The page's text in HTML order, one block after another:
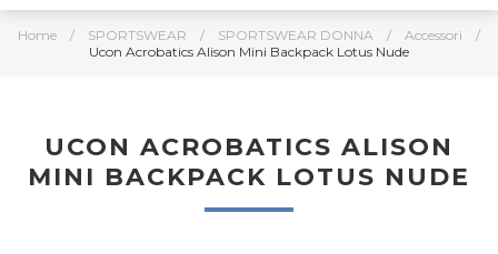
Home / SPORTSWEAR / SPORTSWEAR DONNA / Accessori
/
Ucon Acrobatics Alison Mini Backpack Lotus Nude
UCON ACROBATICS ALISON
MINI BACKPACK LOTUS NUDE